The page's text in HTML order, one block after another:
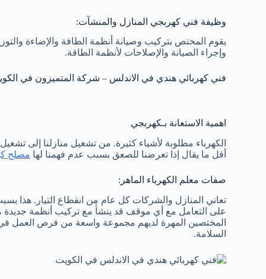
وظيفة فني كهربجي المنازل والمنشآت:
يقوم المختص بتركيب وصيانة أنظمة الطاقة والإضاءة
وإجراء الصيانة والإصلاحات لأنظمة الطاقة.
فني كهربائي هندي في الاندلس – شركة المتميزون في
اهمية الاستعانة بـكهربجي
الكهرباء مطلوبة لأشياء كثيرة. من تشغيل منازلنا إلى
أقل ما يقال إذا تعرضنا للصعق بسبب عدم فهمنا لها مصلح
صفات معلم الكهرباء الماهر:
تعاني المنازل والشركات كل عام من انقطاع التيار. هذا
على التعامل مع أي موقف قد ينشأ مع تركيب أنظمة جديدة ،
المختصين المهرة لديهم مجموعة واسعة من فرص العمل في
السلامة.